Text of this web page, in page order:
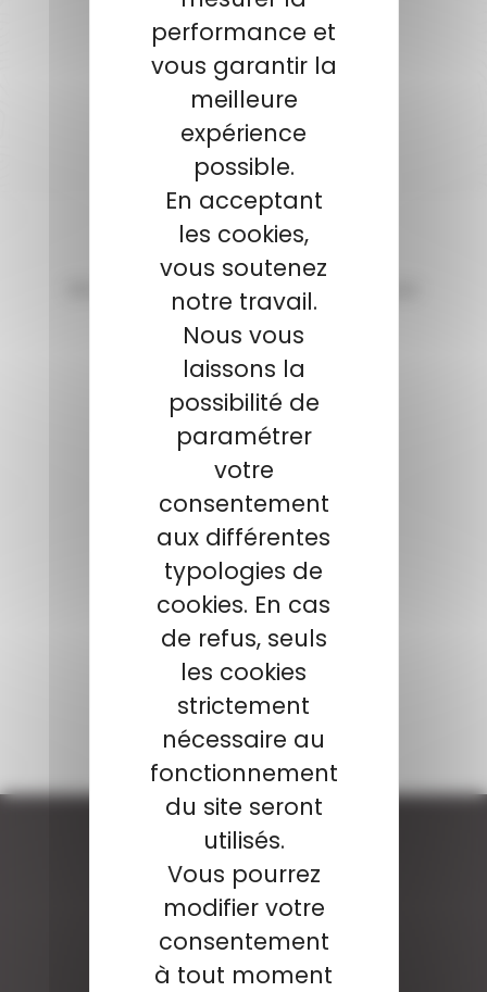
Payer en toute sécurité
SERVICE APRÈS-VENTE
Qualifié et réactif
performance et
vous garantir la
meilleure
expérience
possible.
En acceptant
les cookies,
vous soutenez
notre travail.
Nous vous
laissons la
possibilité de
paramétrer
votre
consentement
aux différentes
typologies de
cookies. En cas
de refus, seuls
les cookies
strictement
nécessaire au
fonctionnement
du site seront
utilisés.
Vous pourrez
modifier votre
consentement
à tout moment